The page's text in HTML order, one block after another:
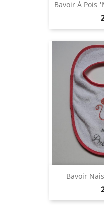
Bavoir À Pois
Bavoir